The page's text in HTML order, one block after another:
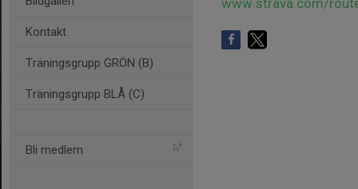
Kontakt
Träningsgrupp GRÖN (B)
Träningsgrupp BLÅ (C)
Bli medlem
www.strava.com/